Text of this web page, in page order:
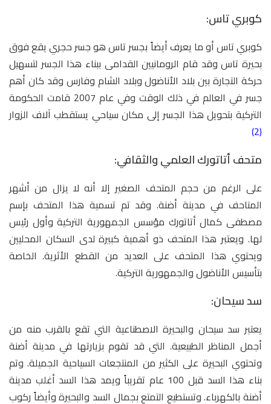
كوبري تاس:
كوبري تاس أو ما يعرف أيضاً بجسر تاس هو جسر حجري يقع فوق
بحيرة تاس وقد قام الرومانيين القدامى ببناء هذا الجسر لتسهيل
حركة التجارة بين بلاد الأناضول وبلاد الشام وفارس وقد كان أهم
جسر في العالم في ذلك الوقت وفي عام 2007 قامت الحكومة
التركية بتحويل هذا الجسر إلى مكان سياحي يستقطب آلاف الزوار
(2)
متحف أتاتورك العلمي والثقافي:
على الرغم من حجم المتحف الصغير إلا أنه لا يزال من أشهر
المتاحف في مدينة أضنة. وقد تم تسمية هذا المتحف بإسم
مصطفى كمال أتاتورك مؤسس الجمهورية التركية وأول رئيس
لها. ويعتبر هذا المتحف ذو أهمية كبيرة لدى السكان المحليين
ويحتوي هذا المتحف على العديد من القطع الأثرية. الخاصة
بتأسيس الأناضول والجمهورية التركية.
سد سيحان:
يعتبر سد سيحان والبحيرة الاصطناعية التي تقع بالقرب منه من
أجمل المناظر الطبيعية. التي قد تقوم بزيارتها في مدينة أضنة
وتحتوي البحيرة على الكثير من المنتجعات السياحية الجميلة. وتم
بناء هذا السد قبل 100 عام تقريباً ويمد هذا السد أغلب مدينة
أضنة بالكهرباء. وتستطيع التمتع بجمال السد والبحيرة وأيضاً ركوب